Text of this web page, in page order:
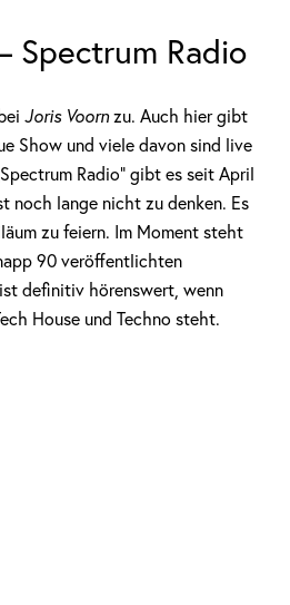
Spectrum Radio
Joris Voornzu. Auch hier gibt
Show und viele davon sind live
Radio“ gibt es seit April
noch lange nicht zu denken. Es
zu feiern. Im Moment steht
90 veröffentlichten
definitiv hörenswert, wenn
House und Techno steht.